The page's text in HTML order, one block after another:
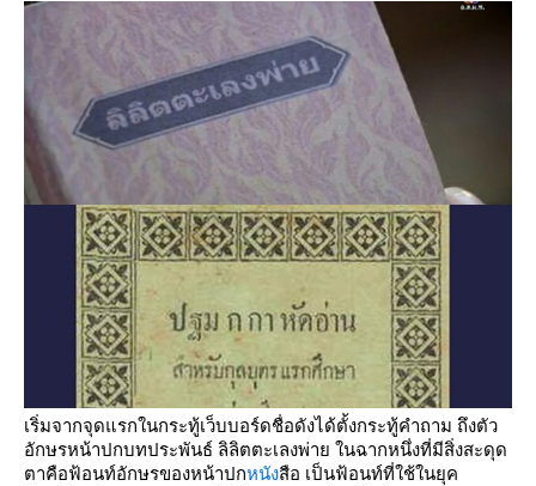
เริ่มจากจุดแรกในกระทู้เว็บบอร์ดชื่อดังได้ตั้งกระทู้คำถาม ถึงตัว
อักษรหน้าปกบทประพันธ์ ลิลิตตะเลงพ่าย ในฉากหนึ่งที่มีสิ่งสะดุด
ตาคือฟ้อนท์อักษรของหน้าปกหนังสือ เป็นฟ้อนท์ที่ใช้ในยุค